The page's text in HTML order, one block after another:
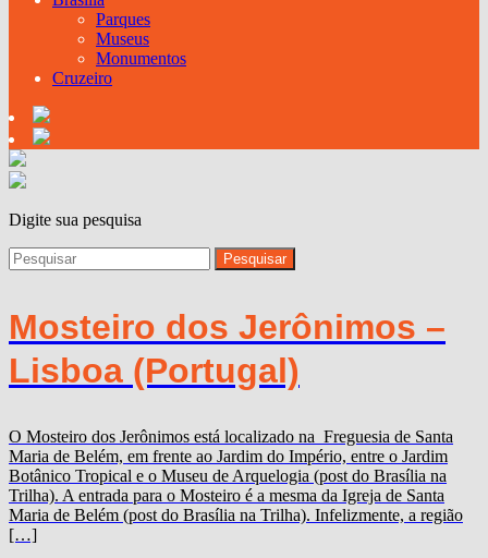
Parques
Museus
Monumentos
Cruzeiro
Digite sua pesquisa
Mosteiro dos Jerônimos –
Lisboa (Portugal)
O Mosteiro dos Jerônimos está localizado na Freguesia de Santa
Maria de Belém, em frente ao Jardim do Império, entre o Jardim
Botânico Tropical e o Museu de Arquelogia (post do Brasília na
Trilha). A entrada para o Mosteiro é a mesma da Igreja de Santa
Maria de Belém (post do Brasília na Trilha). Infelizmente, a região
[…]